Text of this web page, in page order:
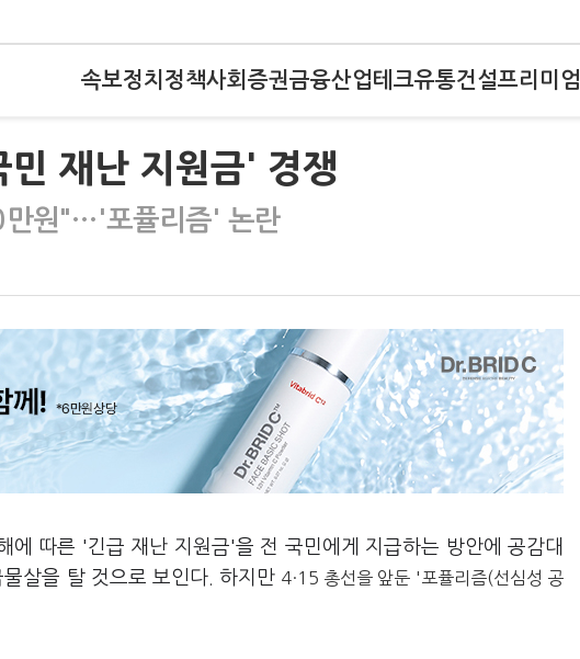
속보정치 정책사회 증권금융산업테크유통건설프리미엄
재난 지원금' 경쟁
원"…'포퓰리즘' 논란
에 따른 '긴급 재난 지원금'을 전 국민에게 지급하는 방안에 공감대
물살을 탈 것으로 보인다.하지만 4·15 총선을 앞둔 '포퓰리즘(선심성 공